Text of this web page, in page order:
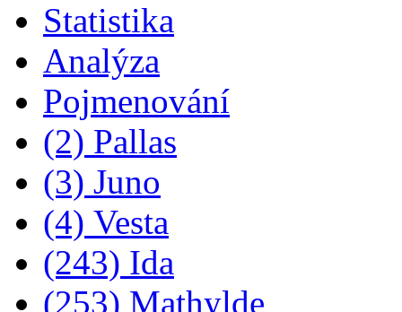
Statistika
Analýza
Pojmenování
(2) Pallas
(3) Juno
(4) Vesta
(243) Ida
(253) Mathylde